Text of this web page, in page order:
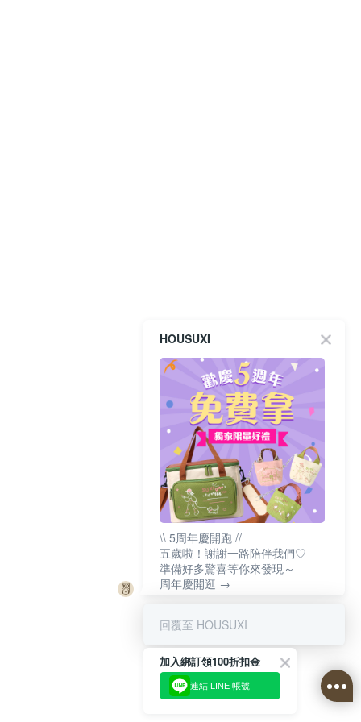
HOUSUXI
\\ 5周年慶開跑 //
五歲啦！謝謝一路陪伴我們♡
準備好多驚喜等你來發現～
周年慶開逛 →
回覆至 HOUSUXI
加入綁訂領100折扣金
連結 LINE 帳號